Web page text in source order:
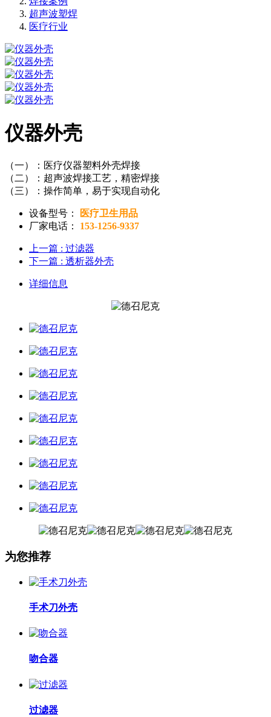
超声波塑焊
医疗行业
仪器外壳
（一）：医疗仪器塑料外壳焊接
（二）：超声波焊接工艺，精密焊接
（三）：操作简单，易于实现自动化
设备型号：
医疗卫生用品
厂家电话：
153-1256-9337
上一篇 : 过滤器
下一篇 : 透析器外壳
详细信息
为您推荐
手术刀外壳
吻合器
过滤器